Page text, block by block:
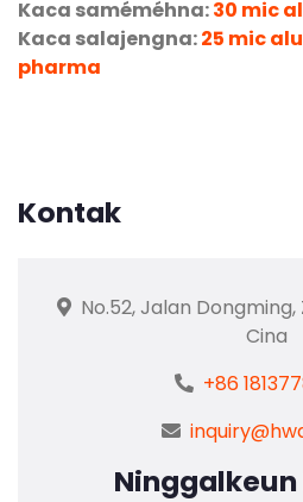
Kaca saméméhna:30 mic
Kaca salajengna:25 mic
pharma
Kontak
No.52, Jalan
Cina
+86